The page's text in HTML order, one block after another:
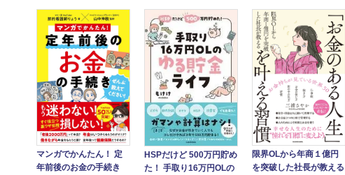
マンガでかんたん！ 定
年前後のお金の手続き
HSPだけど 500万円貯め
た！ 手取り16万円OLの
限界OLから年商１億円
を突破した社長が教える